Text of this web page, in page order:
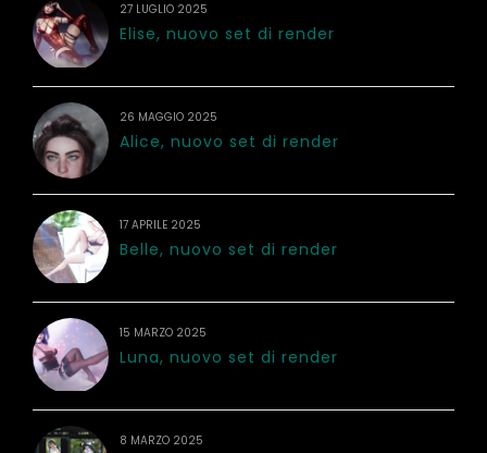
27 LUGLIO 2025
Elise, nuovo set di render
26 MAGGIO 2025
Alice, nuovo set di render
17 APRILE 2025
Belle, nuovo set di render
15 MARZO 2025
Luna, nuovo set di render
8 MARZO 2025